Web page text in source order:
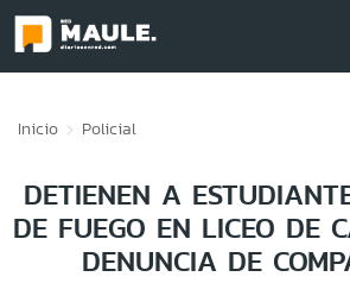
Inicio Policial
DETIENEN A
DE FUEGO EN LICEO DE
DENUNCIA DE